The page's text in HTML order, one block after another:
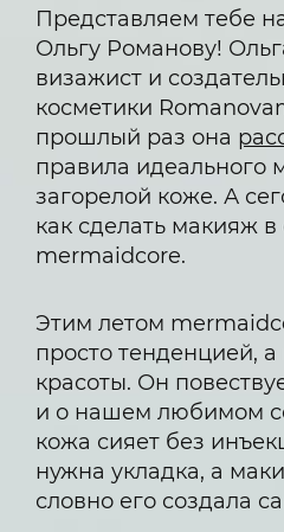
Представляем тебе
Ольгу Романову!
визажист и
косметики
прошлый раз она
правила идеального
загорелой коже. А
как сделать макияж в
mermaidcore.
Этим летом
просто тенденцией,
красоты. Он
и о нашем любимом
кожа сияет без
нужна укладка, а
словно его создала